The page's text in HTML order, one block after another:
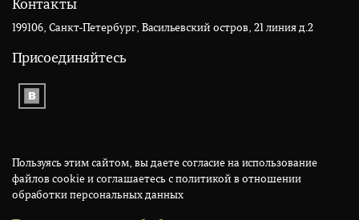
Контакты
199106, Санкт-Петербург, Васильевский остров, 21 линия д.2
Присоединяйтесь
Пользуясь этим сайтом, вы даете согласие на использование
файлов cookie и соглашаетесь с политикой в отношении
обработки персональных данных